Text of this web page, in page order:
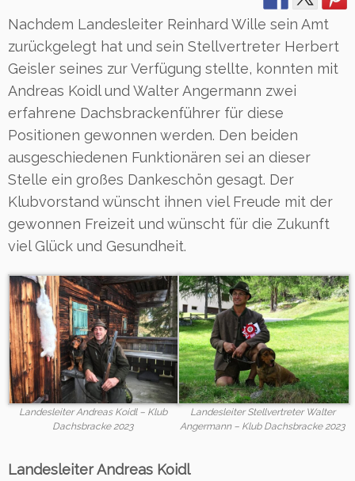
Nachdem Landesleiter Reinhard Wille sein Amt
zurückgelegt hat und sein Stellvertreter Herbert
Geisler seines zur Verfügung stellte, konnten mit
Andreas Koidl und Walter Angermann zwei
erfahrene Dachsbrackenführer für diese
Positionen gewonnen werden. Den beiden
ausgeschiedenen Funktionären sei an dieser
Stelle ein großes Dankeschön gesagt. Der
Klubvorstand wünscht ihnen viel Freude mit der
gewonnen Freizeit und wünscht für die Zukunft
viel Glück und Gesundheit.
Landesleiter Andreas Koidl – Klub
Dachsbracke 2023
Landesleiter Stellvertreter Walter
Angermann – Klub Dachsbracke 2023
Landesleiter Andreas Koidl